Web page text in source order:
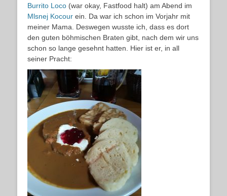
Burrito Loco (war okay, Fastfood halt) am Abend im
Mlsnej Kocour ein. Da war ich schon im Vorjahr mit
meiner Mama. Deswegen wusste ich, dass es dort
den guten böhmischen Braten gibt, nach dem wir uns
schon so lange gesehnt hatten. Hier ist er, in all
seiner Pracht: